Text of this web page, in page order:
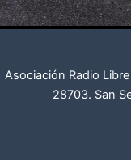
Asociación Radio
28703. San